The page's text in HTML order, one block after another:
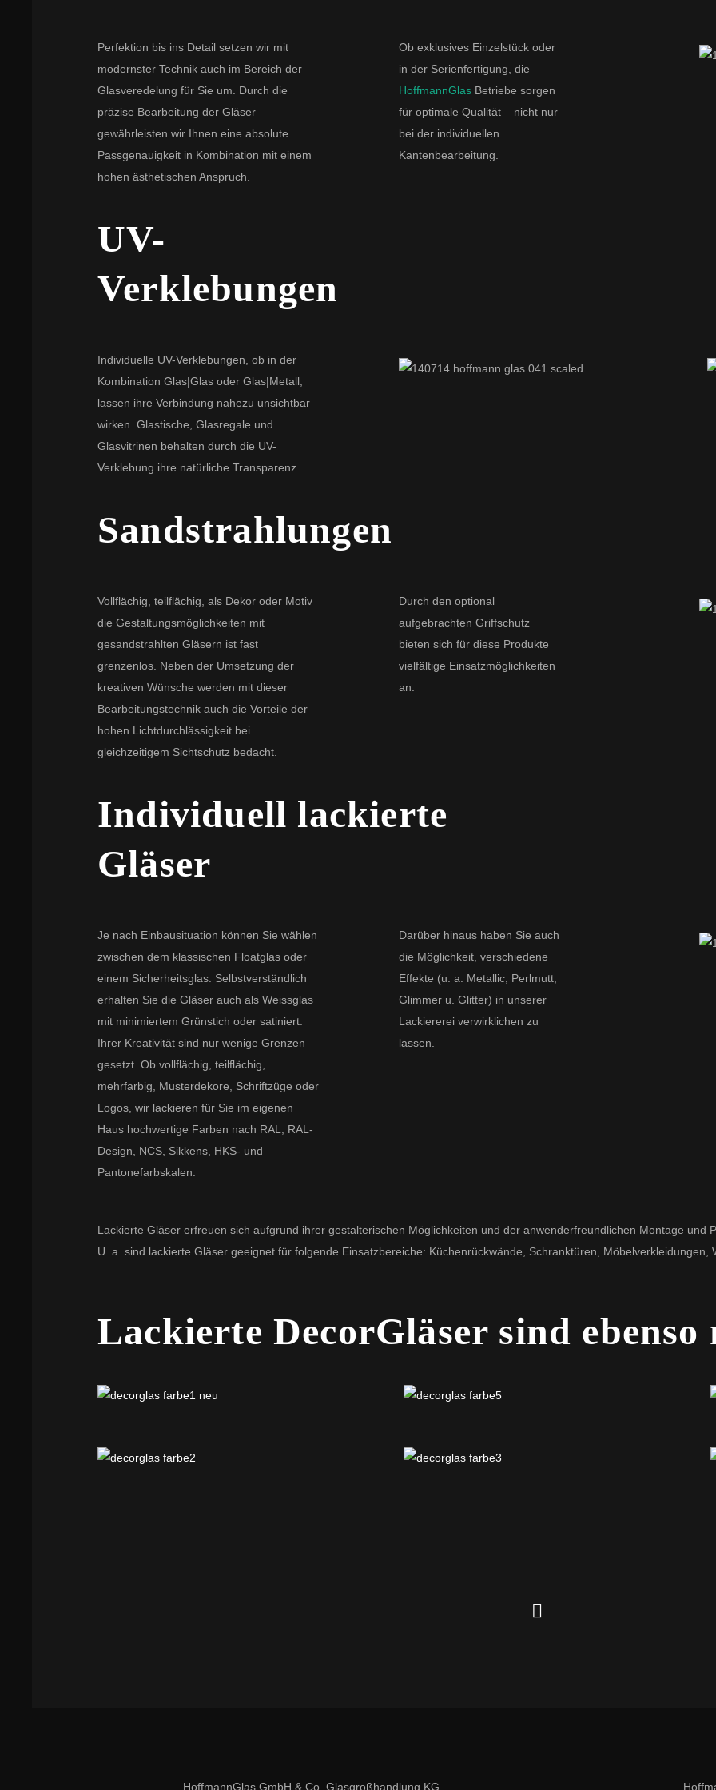
Perfektion bis ins Detail setzen wir mit
modernster Technik auch im Bereich der
Glasveredelung für Sie um. Durch die
präzise Bearbeitung der Gläser
gewährleisten wir Ihnen eine absolute
Passgenauigkeit in Kombination mit einem
hohen ästhetischen Anspruch.
Ob exklusives Einzelstück oder
in der Serienfertigung, die
HoffmannGlas Betriebe sorgen
für optimale Qualität – nicht nur
bei der individuellen
Kantenbearbeitung.
UV-
Verklebungen
Individuelle UV-Verklebungen, ob in der
Kombination Glas|Glas oder Glas|Metall,
lassen ihre Verbindung nahezu unsichtbar
wirken. Glastische, Glasregale und
Glasvitrinen behalten durch die UV-
Verklebung ihre natürliche Transparenz.
Sandstrahlungen
Vollflächig, teilflächig, als Dekor oder Motiv
die Gestaltungsmöglichkeiten mit
gesandstrahlten Gläsern ist fast
grenzenlos. Neben der Umsetzung der
kreativen Wünsche werden mit dieser
Bearbeitungstechnik auch die Vorteile der
hohen Lichtdurchlässigkeit bei
gleichzeitigem Sichtschutz bedacht.
Durch den optional
aufgebrachten Griffschutz
bieten sich für diese Produkte
vielfältige Einsatzmöglichkeiten
an.
Individuell lackierte
Gläser
Je nach Einbausituation können Sie wählen
zwischen dem klassischen Floatglas oder
einem Sicherheitsglas. Selbstverständlich
erhalten Sie die Gläser auch als Weissglas
mit minimiertem Grünstich oder satiniert.
Ihrer Kreativität sind nur wenige Grenzen
gesetzt. Ob vollflächig, teilflächig,
mehrfarbig, Musterdekore, Schriftzüge oder
Logos, wir lackieren für Sie im eigenen
Haus hochwertige Farben nach RAL, RAL-
Design, NCS, Sikkens, HKS- und
Pantonefarbskalen.
Darüber hinaus haben Sie auch
die Möglichkeit, verschiedene
Effekte (u. a. Metallic, Perlmutt,
Glimmer u. Glitter) in unserer
Lackiererei verwirklichen zu
lassen.
Lackierte Gläser erfreuen sich aufgrund ihrer gestalterischen Möglichkeiten und der anwenderfreundlichen Montage und
U. a. sind lackierte Gläser geeignet für folgende Einsatzbereiche: Küchenrückwände, Schranktüren,
Lackierte DecorGläser sind
HoffmannGlas GmbH & Co. Glasgroßhandlung KG